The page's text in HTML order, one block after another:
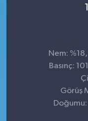
Nem:
Basınç:
Görüş
Doğumu: